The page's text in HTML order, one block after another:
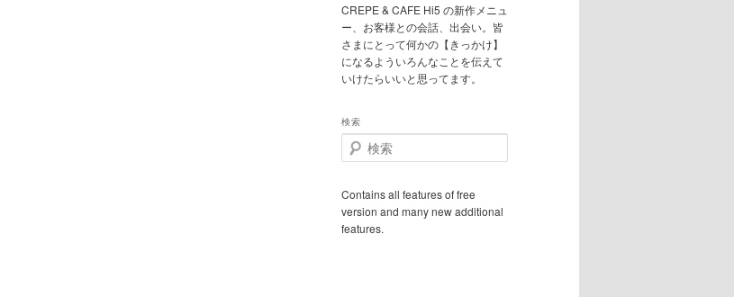
CREPE & CAFE Hi5 の新作メニュ
ー、お客様との会話、出会い。皆
さまにとって何かの【きっかけ】
になるよういろんなことを伝えて
いけたらいいと思ってます。
検索
検
索
Contains all features of free
version and many new additional
features.